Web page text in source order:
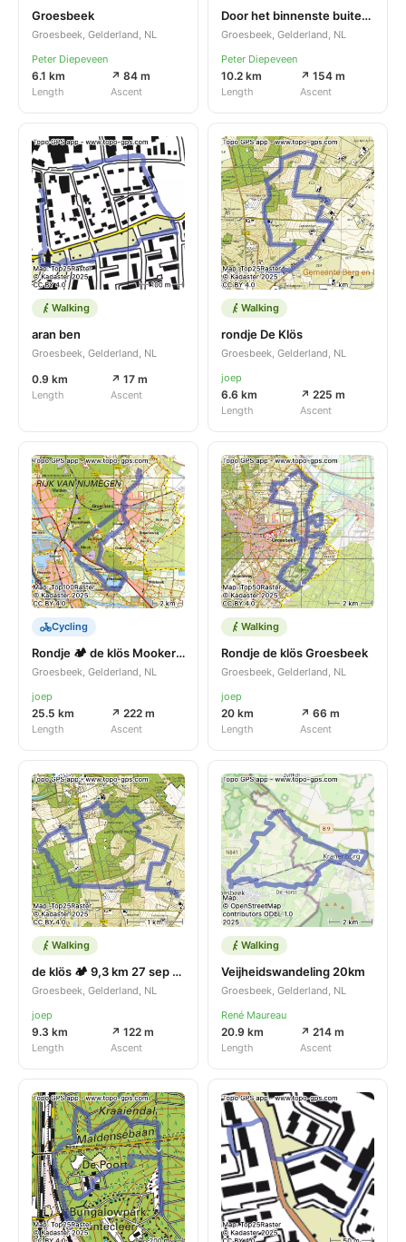
Groesbeek
Groesbeek, Gelderland, NL
Peter Diepeveen
6.1 km
Length
↗ 84 m
Ascent
Door het binnenste buitenland ( Groesbeek)
Groesbeek, Gelderland, NL
Peter Diepeveen
10.2 km
Length
↗ 154 m
Ascent
Walking
aran ben
Groesbeek, Gelderland, NL
0.9 km
Length
↗ 17 m
Ascent
Walking
rondje De Klös
Groesbeek, Gelderland, NL
joep
6.6 km
Length
↗ 225 m
Ascent
Cycling
Rondje 🏕️ de klös Mookerheide
Groesbeek, Gelderland, NL
joep
25.5 km
Length
↗ 222 m
Ascent
Walking
Rondje de klös Groesbeek
Groesbeek, Gelderland, NL
joep
20 km
Length
↗ 66 m
Ascent
Walking
de klös 🏕️ 9,3 km 27 sep 2025
Groesbeek, Gelderland, NL
joep
9.3 km
Length
↗ 122 m
Ascent
Walking
Veijheidswandeling 20km
Groesbeek, Gelderland, NL
René Maureau
20.9 km
Length
↗ 214 m
Ascent